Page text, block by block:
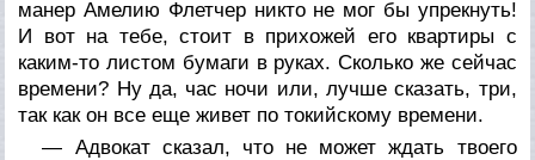
манер Амелию Флетчер никто не мог бы упрекнуть!
И вот на тебе, стоит в прихожей его квартиры с
каким-то листом бумаги в руках. Сколько же сейчас
времени? Ну да, час ночи или, лучше сказать, три,
так как он все еще живет по токийскому времени.
— Адвокат сказал, что не может ждать твоего